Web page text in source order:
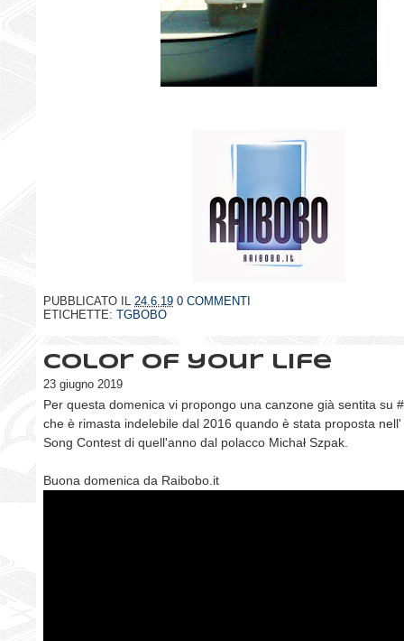
PUBBLICATO IL 24.6.19 0 COMMENTI
ETICHETTE: TGBOBO
Color of your life
23 giugno 2019
Per questa domenica vi propongo una canzone già sentita su
che è rimasta indelebile dal 2016 quando è stata proposta
Song Contest di quell'anno dal polacco Michał Szpak.
Buona domenica da Raibobo.it